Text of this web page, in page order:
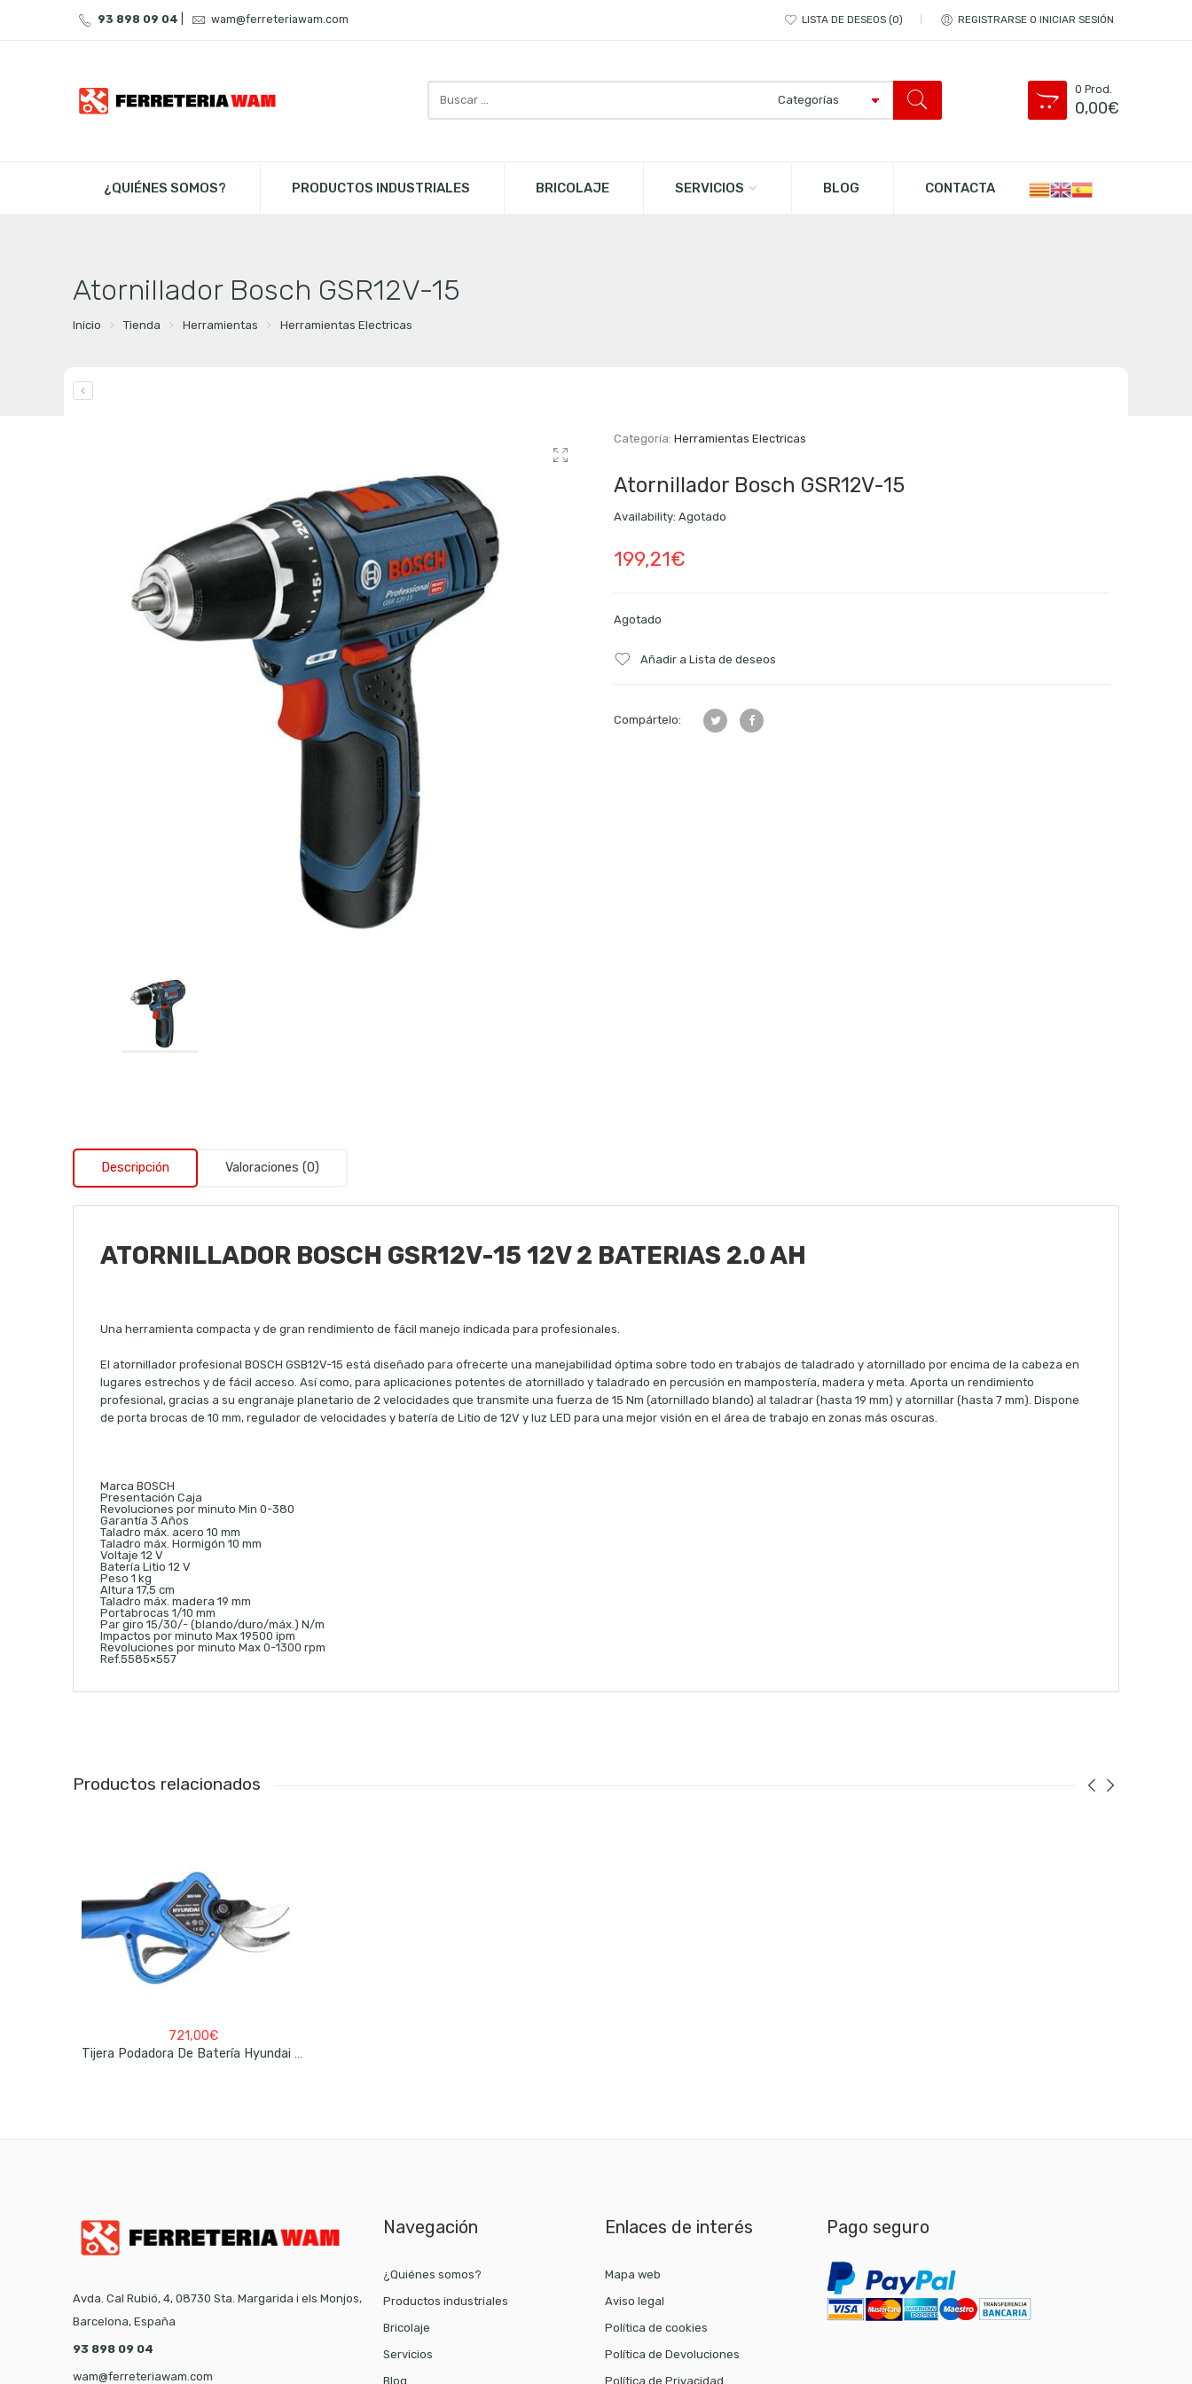
93 898 09 04 wam@ferreteriawam.com LISTA DE DESEOS 0 REGISTRARSE O INICIAR SESIÓN
aquí
0 Prod.
0,00€
¿QUIÉNES SOMOS? PRODUCTOS INDUSTRIALES BRICOLAJE SERVICIOS BLOG CONTACTA
Atornillador Bosch GSR12V-15
Inicio Tienda Herramientas Herramientas Electricas
Categoría: Herramientas Electricas
Atornillador Bosch GSR12V-15
Availability: Agotado
199,21€
Agotado
Añadir a Lista de deseos
Compártelo:
Descripción Valoraciones (0)
ATORNILLADOR BOSCH GSR12V-15 12V 2 BATERIAS 2.0 AH
Una herramienta compacta y de gran rendimiento de fácil manejo indicada para profesionales.
El atornillador profesional BOSCH GSB12V-15 está diseñado para ofrecerte una manejabilidad óptima sobre todo en trabajos de taladrado y atornillado por encima de la cabeza en
lugares estrechos y de fácil acceso. Así como, para aplicaciones potentes de atornillado y taladrado en percusión en mampostería, madera y meta. Aporta un rendimiento
profesional, gracias a su engranaje planetario de 2 velocidades que transmite una fuerza de 15 Nm (atornillado blando) al taladrar (hasta 19 mm) y atornillar (hasta 7 mm). Dispone
de porta brocas de 10 mm, regulador de velocidades y batería de Litio de 12V y luz LED para una mejor visión en el área de trabajo en zonas más oscuras.
Marca BOSCH
Presentación Caja
Revoluciones por minuto Min 0-380
Garantía 3 Años
Taladro máx. acero 10 mm
Taladro máx. Hormigón 10 mm
Voltaje 12 V
Batería Litio 12 V
Peso 1 kg
Altura 17,5 cm
Taladro máx. madera 19 mm
Portabrocas 1/10 mm
Par giro 15/30/- (blando/duro/máx.) N/m
Impactos por minuto Max 19500 ipm
Revoluciones por minuto Max 0-1300 rpm
Ref.5585×557
Productos relacionados
721,00€
Avda. Cal Rubió, 4, 08730 Sta. Margarida i els Monjos,
Barcelona, España
93 898 09 04
wam@ferreteriawam.com
Navegación
¿Quiénes somos?
Productos industriales
Bricolaje
Servicios
Blog
Enlaces de interés
Mapa web
Aviso legal
Política de cookies
Política de Devoluciones
Política de Privacidad
Pago seguro